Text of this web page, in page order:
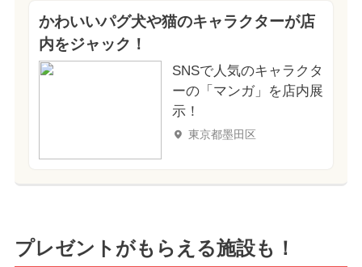
かわいいパグ犬や猫のキャラクターが店
内をジャック！
SNSで人気のキャラクタ
ーの「マンガ」を店内展
示！
東京都墨田区
プレゼントがもらえる施設も！